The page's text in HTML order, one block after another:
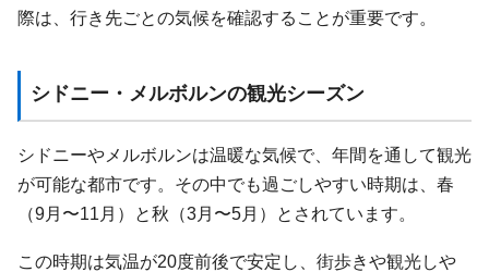
際は、行き先ごとの気候を確認することが重要です。
シドニー・メルボルンの観光シーズン
シドニーやメルボルンは温暖な気候で、年間を通して観光
が可能な都市です。その中でも過ごしやすい時期は、春
（9月〜11月）と秋（3月〜5月）とされています。
この時期は気温が20度前後で安定し、街歩きや観光しや